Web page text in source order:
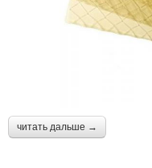
читать дальше →